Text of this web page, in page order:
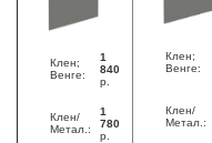
Клен;
Венге:
1
840
р.
Клен/
Метал.:
1
780
р.
Клен;
Венге:
Клен/
Метал.: